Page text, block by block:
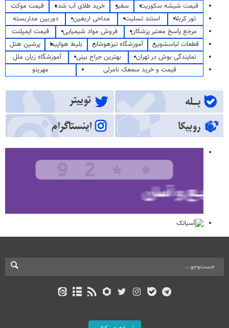
قیمت شیشه سکوریت سفیر خرید طلای آب شده
قیمت موکت
تور کربلا
استند تسلیت مداحی اربعین
دوربین مداربسته
مرجع پاسخ معتبر پزشکان
فروش مواد شیمیایی
قیمت ایمپلنت
قطعات لباسشویی
آموزشگاه تیزهوشان بلیط هواپیما
پرشین هتل
نمایندگی بوش در تهران
بهترین جراح بینی
آموزشگاه زبان ملل
قیمت و خرید سمعک نامرئی
مهرینو